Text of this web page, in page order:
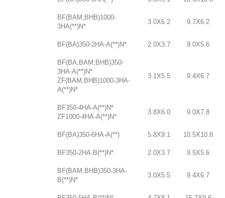
BF(BAM,BHB)1000-
3HA(**)N*
3.0X6.2 9.7X6.2
BF(BA)350-2HA-A(**)N* 2.0X3.7 9.0X5.6
BF(BA,BAM,BHB)350-
3HA-A(**)N*
ZF(BAM,BHB)1000-3HA-
A(**)N*
3.1X5.5 9.4X6.7
BF350-4HA-A(**)N*
ZF1000-4HA-A(**)N*
3.8X6.0 9.0X7.8
BF(BA)350-6HA-A(**) 5.8X9.1 10.5X10.8
BF350-2HA-B(**)N* 2.0X3.7 9.5X5.6
BF(BAM,BHB)350-3HA-
B(**)N*
3.0X5.5 9.4X6.7